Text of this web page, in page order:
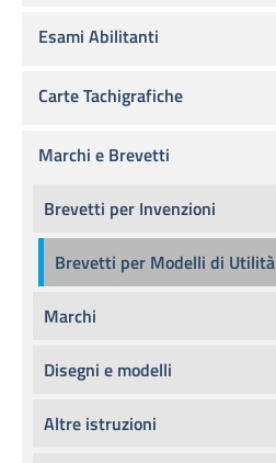
Esami Abilitanti
Carte Tachigrafiche
Marchi e Brevetti
Brevetti per Invenzioni
Brevetti per Modelli di Utilità
Marchi
Disegni e modelli
Altre istruzioni